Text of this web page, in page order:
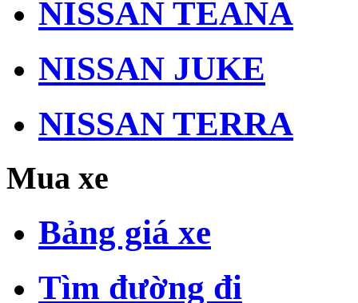
NISSAN TEANA
NISSAN JUKE
NISSAN TERRA
Mua xe
Bảng giá xe
Tìm đường đi